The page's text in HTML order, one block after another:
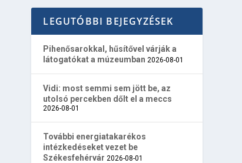
LEGUTÓBBI BEJEGYZÉSEK
Pihenősarokkal, hűsítővel várják a
látogatókat a múzeumban 2026-08-01
Vidi: most semmi sem jött be, az
utolsó percekben dőlt el a meccs
2026-08-01
További energiatakarékos
intézkedéseket vezet be
Székesfehérvár 2026-08-01